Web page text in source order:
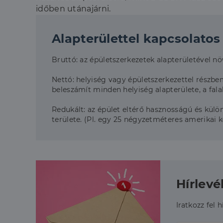
időben utánajárni.
Alapterülettel
Bruttó: az épületszerkezetek alapterületével
Nettó: helyiség vagy épületszerkezettel
beleszámít minden helyiség alapterülete, a
Redukált: az épület eltérő hasznosságú és
területe. (Pl. egy 25 négyzetméteres amerikai
Hírlevél
Iratkozz fel
_ga_F4MKCEZ8P5
lidc
Domain
IDE
Google
bcookie
_gcl_au
Google
.dh.hu
Név
Szolgáltató
Domain
_lang dh.hu